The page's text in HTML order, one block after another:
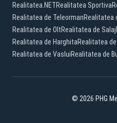
Realitatea.NETRealitatea Sportiva
Realitatea de TeleormanRealitatea
Realitatea de OltRealitatea de Salaj
Realitatea de HarghitaRealitatea
Realitatea de VasluiRealitatea de
© 2026 PHG